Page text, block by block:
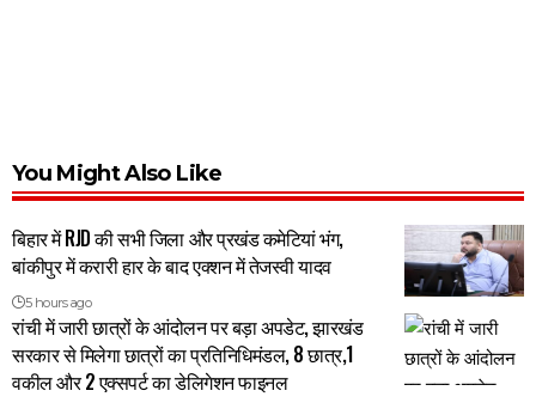
You Might Also Like
बिहार में RJD की सभी जिला और प्रखंड कमेटियां भंग,
बांकीपुर में करारी हार के बाद एक्शन में तेजस्वी यादव
5 hours ago
रांची में जारी छात्रों के आंदोलन पर बड़ा अपडेट, झारखंड
सरकार से मिलेगा छात्रों का प्रतिनिधिमंडल, 8 छात्र,1
वकील और 2 एक्सपर्ट का डेलिगेशन फाइनल